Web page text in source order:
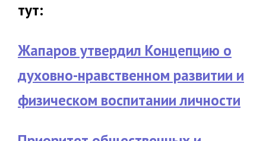
тут:
Жапаров утвердил Концепцию о
духовно-нравственном развитии и
физическом воспитании личности